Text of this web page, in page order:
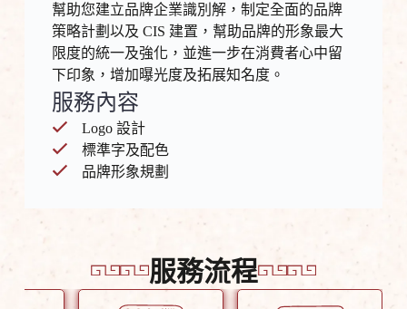
幫助您建立品牌企業識別解，制定全面的品牌
策略計劃以及 CIS 建置，幫助品牌的形象最大
限度的統一及強化，並進一步在消費者心中留
下印象，增加曝光度及拓展知名度。
服務內容
Logo 設計
標準字及配色
品牌形象規劃
服務流程